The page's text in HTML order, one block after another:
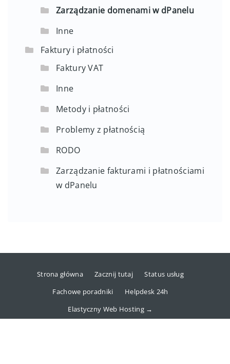
Zarządzanie domenami w dPanelu
Inne
Faktury i płatności
Faktury VAT
Inne
Metody i płatności
Problemy z płatnością
RODO
Zarządzanie fakturami i płatnościami
w dPanelu
Strona główna Zacznij tutaj
Status usług
Fachowe poradniki
Helpdesk 24h
Elastyczny Web Hosting →